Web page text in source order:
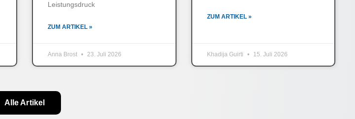
Leistungsdruck
ZUM ARTIKEL »
Anna Brost 23. Juli 2026
ZUM ARTIKEL »
Khadija Guirti 15. Juli 2026
Alle Artikel